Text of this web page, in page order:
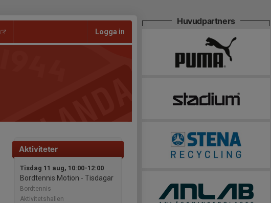
Logga in
Aktiviteter
Tisdag 11 aug, 10:00-12:00
Bordtennis Motion - Tisdagar
Bordtennis
Aktivitetshallen
Huvudpartners